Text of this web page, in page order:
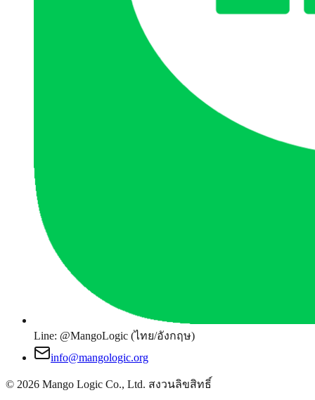
Line: @MangoLogic (ไทย/อังกฤษ)
info@mangologic.org
© 2026 Mango Logic Co., Ltd. สงวนลิขสิทธิ์